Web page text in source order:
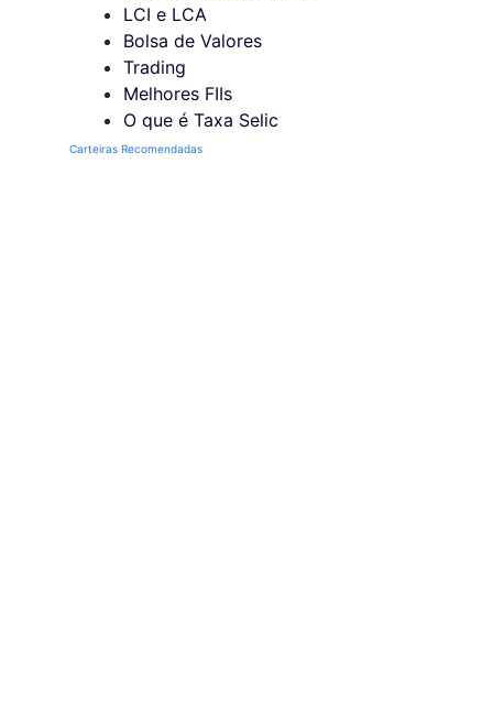
LCI e LCA
Bolsa de Valores
Trading
Melhores FIIs
O que é Taxa Selic
Carteiras Recomendadas